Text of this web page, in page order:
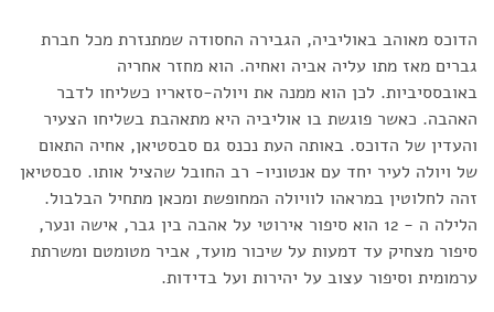
הדוכס מאוהב באוליביה, הגבירה החסודה שמתנזרת מכל חברת
גברים מאז מתו עליה אביה ואחיה. הוא מחזר אחריה
באובססיביות. לכן הוא ממנה את ויולה-סזאריו כשליחו לדבר
האהבה. כאשר פוגשת בו אוליביה היא מתאהבת בשליחו הצעיר
והעדין של הדוכס. באותה העת נכנס גם סבסטיאן, אחיה התאום
של ויולה לעיר יחד עם אנטוניו- רב החובל שהציל אותו. סבסטיאן
זהה לחלוטין במראהו לוויולה המחופשת ומכאן מתחיל הבלבול.
הלילה ה - 12 הוא סיפור אירוטי על אהבה בין גבר, אישה ונער,
סיפור מצחיק עד דמעות על שיכור מועד, אביר מטומטם ומשרתת
ערמומית וסיפור עצוב על יהירות ועל בדידות.